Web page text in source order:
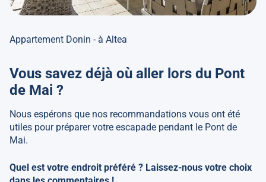
Appartement Donin - à Altea
Vous savez déjà où aller lors du Pont
de Mai ?
Nous espérons que nos recommandations vous ont été
utiles pour préparer votre escapade pendant le Pont de
Mai.
Quel est votre endroit préféré ? Laissez-nous votre choix